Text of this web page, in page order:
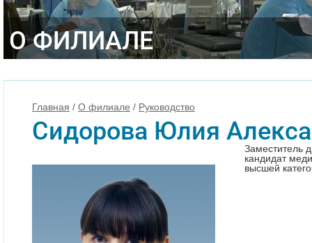
О ФИЛИАЛЕ
Главная / О филиале / Руководство
Сидорова Юлия
Заместитель
кандидат
высшей